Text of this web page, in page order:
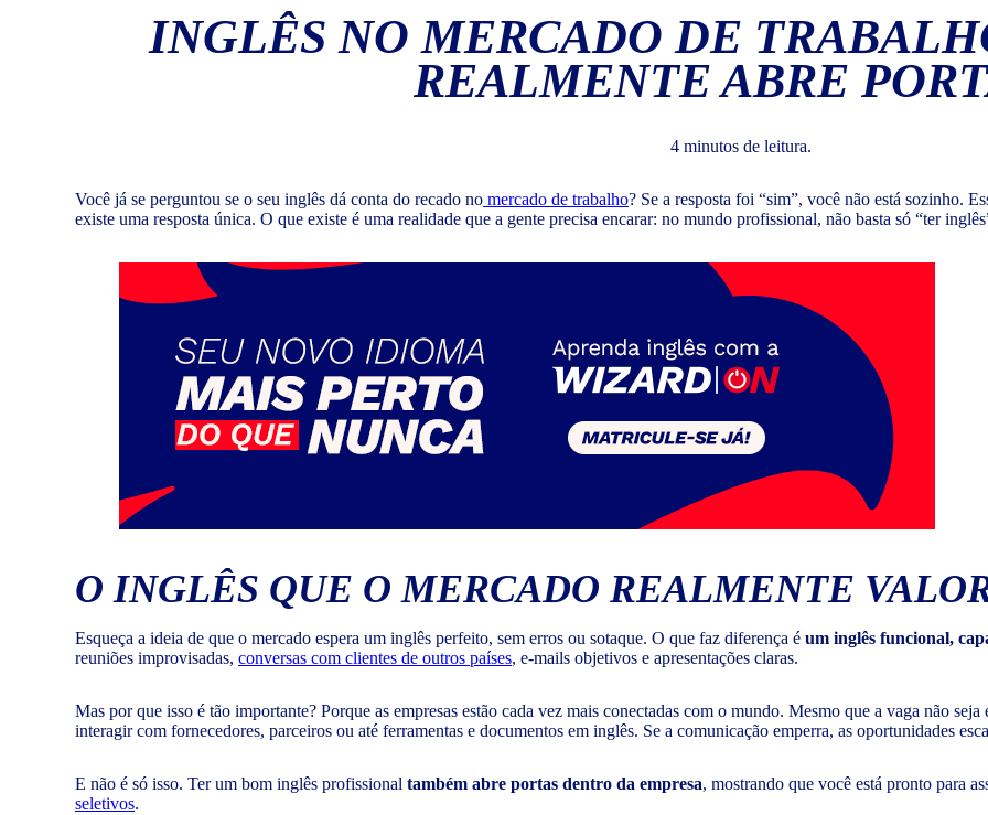
INGLÊS NO MERCADO DE
REALMENTE ABRE
4 minutos de leitura.
Você já se perguntou se o seu inglês dá conta do recado no mercado de trabalho? Se a resposta foi “sim”, você não está sozinho.
existe uma resposta única. O que existe é uma realidade que a gente precisa encarar: no mundo profissional, não basta só “ter
O INGLÊS QUE O MERCADO REALMENTE
Esqueça a ideia de que o mercado espera um inglês perfeito, sem erros ou sotaque. O que faz diferença é um inglês funcional,
reuniões improvisadas, conversas com clientes de outros países, e-mails objetivos e apresentações claras.
Mas por que isso é tão importante? Porque as empresas estão cada vez mais conectadas com o mundo. Mesmo que a vaga não
interagir com fornecedores, parceiros ou até ferramentas e documentos em inglês. Se a comunicação emperra, as oportunidades
E não é só isso. Ter um bom inglês profissional também abre portas dentro da empresa, mostrando que você está pronto para
seletivos.